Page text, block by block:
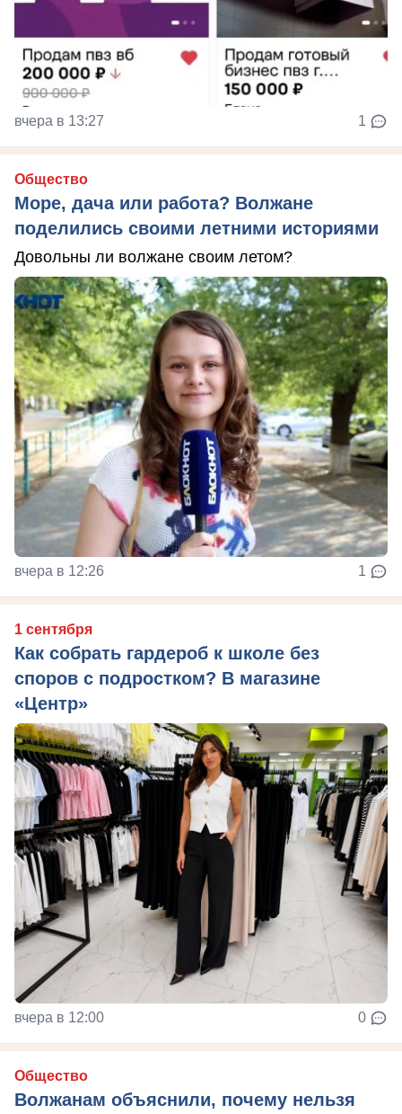
вчера в 13:27 1
Общество
Море, дача или работа? Волжане
поделились своими летними историями
Довольны ли волжане своим летом?
вчера в 12:26 1
1 сентября
Как собрать гардероб к школе без
споров с подростком? В магазине
«Центр»
вчера в 12:00 0
Общество
Волжанам объяснили, почему нельзя